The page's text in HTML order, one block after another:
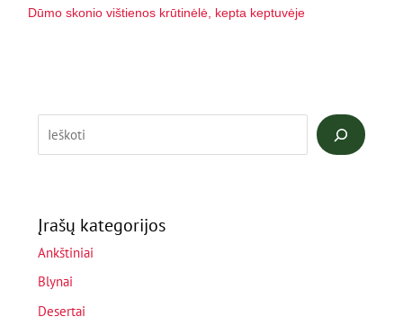
Dūmo skonio vištienos krūtinėlė, kepta keptuvėje
Įrašų kategorijos
Ankštiniai
Blynai
Desertai